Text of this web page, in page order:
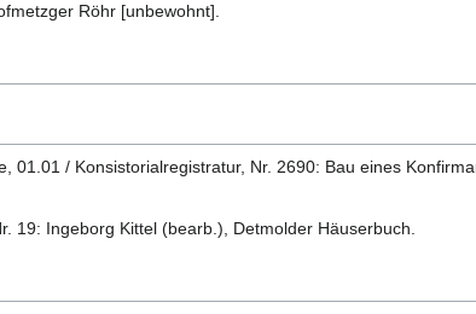
Röhr [unbewohnt].
01.01 / Konsistorialregistratur, Nr. 2690: Bau eines
19: Ingeborg Kittel (bearb.), Detmolder Häuserbuch.